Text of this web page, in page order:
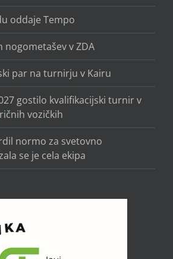
oddaje Tempo
nogometašev v ZDA
par na turnirju v Kairu
gostilo kvalifikacijski turnir v
vozičkih
normo za svetovno
se je cela ekipa